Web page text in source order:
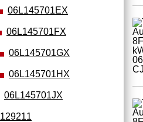
06L145701EX
06L145701FX
06L145701GX
06L145701HX
06L145701JX
129211